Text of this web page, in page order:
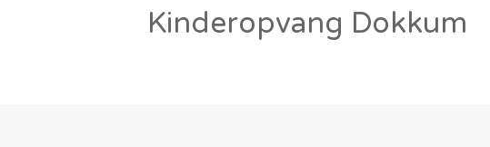
Kinderopvang Dokkum